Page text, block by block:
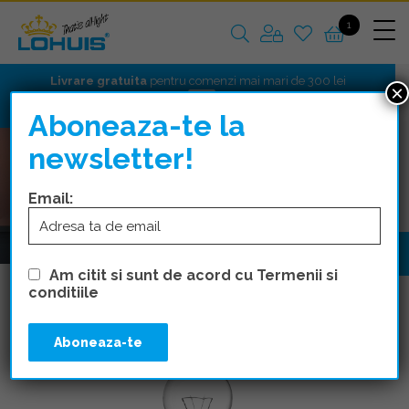
1
Livrare gratuitapentru comenzi mai mari de 300 lei
Aboneaza-te la
newsletter!
Email:
Am citit si sunt de acord cu Termenii si
conditiile
×